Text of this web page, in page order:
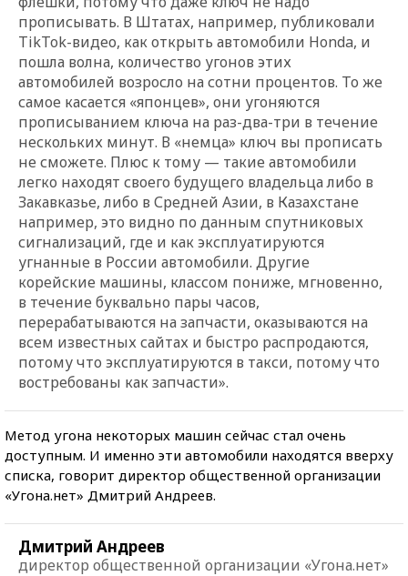
прописывать. В Штатах, например, публиковали
TikTok-видео, как открыть автомобили Honda, и
пошла волна, количество угонов этих
автомобилей возросло на сотни процентов. То же
самое касается «японцев», они угоняются
прописыванием ключа на раз-два-три в течение
нескольких минут. В «немца» ключ вы прописать
не сможете. Плюс к тому — такие автомобили
легко находят своего будущего владельца либо в
Закавказье, либо в Средней Азии, в Казахстане
например, это видно по данным спутниковых
сигнализаций, где и как эксплуатируются
угнанные в России автомобили. Другие
корейские машины, классом пониже, мгновенно,
в течение буквально пары часов,
перерабатываются на запчасти, оказываются на
всем известных сайтах и быстро распродаются,
потому что эксплуатируются в такси, потому что
востребованы как запчасти».
Метод угона некоторых машин сейчас стал очень
доступным. И именно эти автомобили находятся вверху
списка, говорит директор общественной организации
«Угона.нет» Дмитрий Андреев.
Дмитрий Андреев
директор общественной организации «Угона.нет»